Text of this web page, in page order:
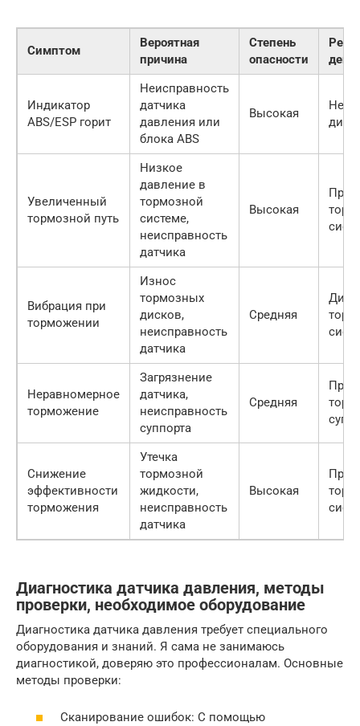
Симптом
Вероятная
причина
Степень
опасности
Индикатор
ABS/ESP горит
Неисправность
датчика
давления или
блока ABS
Высокая
Увеличенный
тормозной путь
Низкое
давление в
тормозной
системе,
неисправность
датчика
Высокая
Вибрация при
торможении
Износ
тормозных
дисков,
неисправность
датчика
Средняя
Неравномерное
торможение
Загрязнение
датчика,
неисправность
суппорта
Средняя
Снижение
эффективности
торможения
Утечка
тормозной
жидкости,
неисправность
датчика
Высокая
Диагностика датчика давления, методы
проверки, необходимое оборудование
Диагностика датчика давления требует специального
оборудования и знаний. Я сама не занимаюсь
диагностикой, доверяю это профессионалам. Основные
методы проверки:
Сканирование ошибок: С помощью